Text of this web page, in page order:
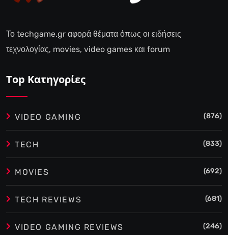
Το techgame.gr αφορά θέματα όπως οι ειδήσεις
τεχνολογίας, movies, video games και forum
Top Κατηγορίες
VIDEO GAMING (876)
TECH (833)
MOVIES (692)
TECH REVIEWS (681)
VIDEO GAMING REVIEWS (246)